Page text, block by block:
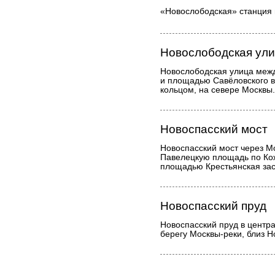
«Новослободская»
Новослободская
Новослободская улица
и площадью Савёловского
кольцом, на севере Москвы.
Новоспасский мост
Новоспасский мост через
Павелецкую площадь по
площадью Крестьянская
Новоспасский пруд
Новоспасский пруд в
берегу Москвы-реки, близ